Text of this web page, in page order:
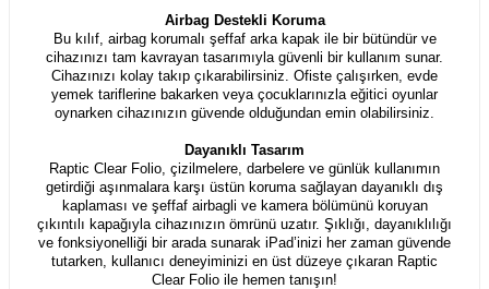
Airbag Destekli Koruma
Bu kılıf, airbag korumalı şeffaf arka kapak ile bir bütündür ve
cihazınızı tam kavrayan tasarımıyla güvenli bir kullanım sunar.
Cihazınızı kolay takıp çıkarabilirsiniz. Ofiste çalışırken, evde
yemek tariflerine bakarken veya çocuklarınızla eğitici oyunlar
oynarken cihazınızın güvende olduğundan emin olabilirsiniz.
Dayanıklı Tasarım
Raptic Clear Folio, çizilmelere, darbelere ve günlük kullanımın
getirdiği aşınmalara karşı üstün koruma sağlayan dayanıklı dış
kaplaması ve şeffaf airbagli ve kamera bölümünü koruyan
çıkıntılı kapağıyla cihazınızın ömrünü uzatır. Şıklığı, dayanıklılığı
ve fonksiyonelliği bir arada sunarak iPad’inizi her zaman güvende
tutarken, kullanıcı deneyiminizi en üst düzeye çıkaran Raptic
Clear Folio ile hemen tanışın!